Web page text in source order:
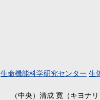
生命機能科学研究センター 生
（中央）清成 寛（キヨナ